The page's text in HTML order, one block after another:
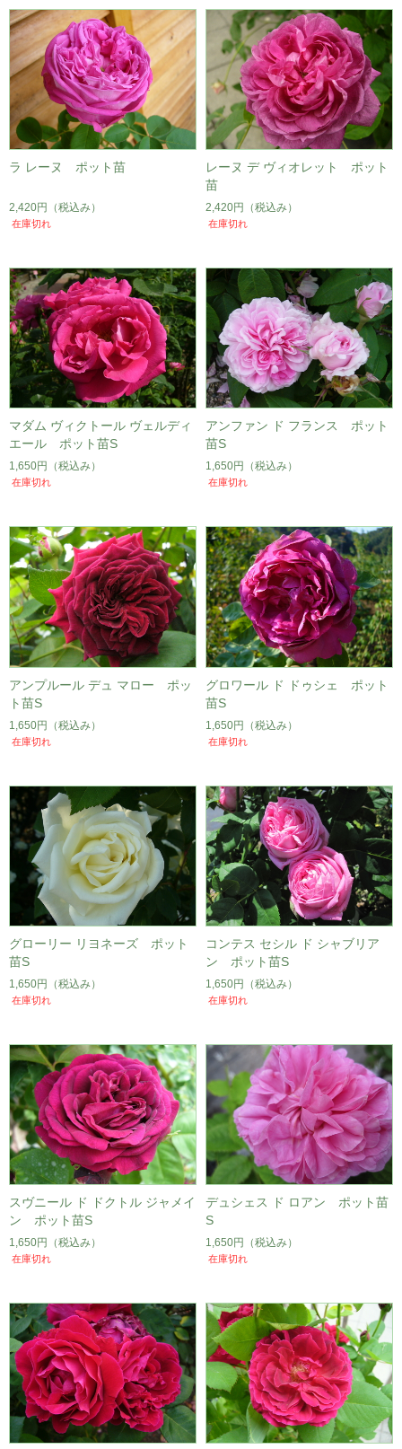
ラ レーヌ ポット苗
2,420円 （税込み）
在庫切れ
レーヌ デ ヴィオレット ポット
苗
2,420円 （税込み）
在庫切れ
マダム ヴィクトール ヴェルディ
エール ポット苗S
1,650円 （税込み）
在庫切れ
アンファン ド フランス ポット
苗S
1,650円 （税込み）
在庫切れ
アンプルール デュ マロー ポッ
ト苗S
1,650円 （税込み）
在庫切れ
グロワール ド ドゥシェ ポット
苗S
1,650円 （税込み）
在庫切れ
グローリー リヨネーズ ポット
苗S
1,650円 （税込み）
在庫切れ
コンテス セシル ド シャブリア
ン ポット苗S
1,650円 （税込み）
在庫切れ
スヴニール ド ドクトル ジャメイ
ン ポット苗S
1,650円 （税込み）
在庫切れ
デュシェス ド ロアン ポット苗
S
1,650円 （税込み）
在庫切れ